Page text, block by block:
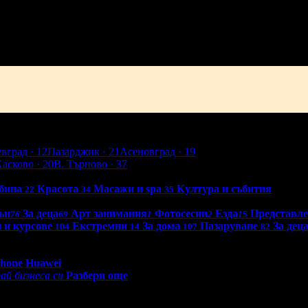
· 12Пазарджик · 21 Асеновград · 19
· 20В. Търново · 37
22 Красота 34 Масажи и spa 35 Култура и събития
76 За деца69 Арт занимания1 Фотосесии2 Езда15
курсове 104 Екстремни 14 За дома 107 Пазаруване 82 За
Huawei
бизнеса си Разбери още